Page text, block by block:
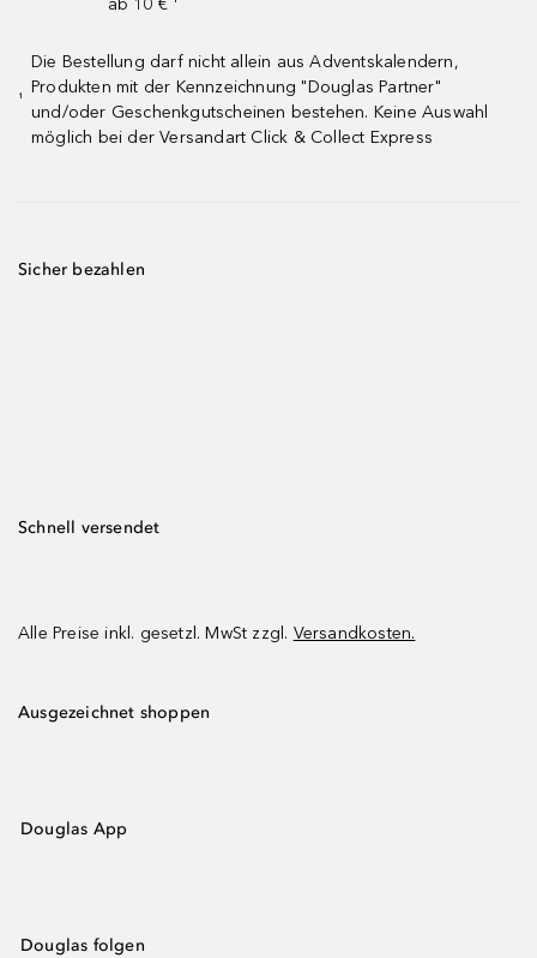
ab 10 € ¹
¹
Die Bestellung darf nicht allein aus Adventskalendern,
Produkten mit der Kennzeichnung "Douglas Partner"
und/oder Geschenkgutscheinen bestehen. Keine Auswahl
möglich bei der Versandart Click & Collect Express
Sicher bezahlen
Schnell versendet
Alle Preise inkl. gesetzl. MwSt zzgl. Versandkosten.
Ausgezeichnet shoppen
Douglas App
Douglas folgen